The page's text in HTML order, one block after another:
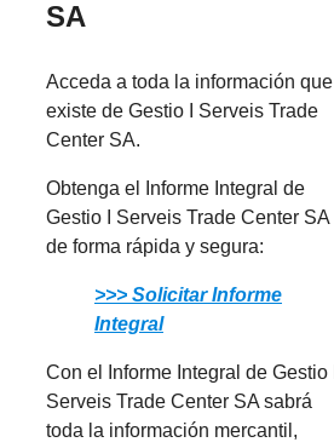
SA
Acceda a toda la información que
existe de Gestio I Serveis Trade
Center SA.
Obtenga el Informe Integral de
Gestio I Serveis Trade Center SA
de forma rápida y segura:
>>> Solicitar Informe
Integral
Con el Informe Integral de Gestio I
Serveis Trade Center SA sabrá
toda la información mercantil,